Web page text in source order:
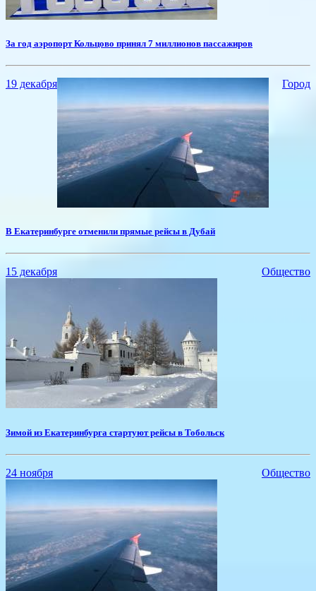
За год аэропорт Кольцово принял 7 миллионов пассажиров
19 декабря Город
В Екатеринбурге отменили прямые рейсы в Дубай
15 декабря Общество
Зимой из Екатеринбурга стартуют рейсы в Тобольск
24 ноября Общество